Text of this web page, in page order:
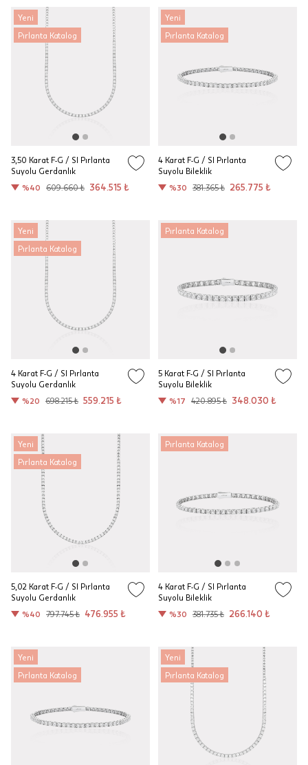
Yeni
Pırlanta Katalog
3,50 Karat F-G / SI Pırlanta
Suyolu Gerdanlık
%40
609.660 ₺ 364.515 ₺
Yeni
Pırlanta Katalog
4 Karat F-G / SI Pırlanta
Suyolu Bileklik
%30
381.365 ₺ 265.775 ₺
Yeni
Pırlanta Katalog
4 Karat F-G / SI Pırlanta
Suyolu Gerdanlık
%20
698.215 ₺ 559.215 ₺
Pırlanta Katalog
5 Karat F-G / SI Pırlanta
Suyolu Bileklik
%17
420.895 ₺ 348.030 ₺
Yeni
Pırlanta Katalog
5,02 Karat F-G / SI Pırlanta
Suyolu Gerdanlık
%40
797.745 ₺ 476.955 ₺
Pırlanta Katalog
4 Karat F-G / SI Pırlanta
Suyolu Bileklik
%30
381.735 ₺ 266.140 ₺
Yeni
Pırlanta Katalog
Yeni
Pırlanta Katalog